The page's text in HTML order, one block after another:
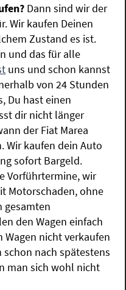
Dann sind wir der
Wir kaufen Deinen
Zustand es ist.
und das für alle
uns und schon kannst
von 24 Stunden
Du hast einen
dir nicht länger
der Fiat Marea
Wir kaufen dein Auto
sofort Bargeld.
Vorführtermine, wir
Motorschaden, ohne
gesamten
den Wagen einfach
Wagen nicht verkaufen
schon nach spätestens
man sich wohl nicht